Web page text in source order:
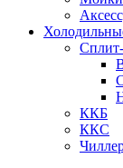
ККБ
ККС